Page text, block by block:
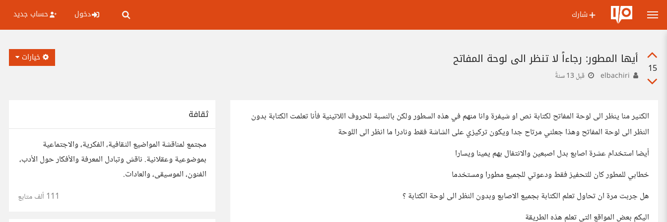
شارك دخول حساب جديد
15
أيها المطور: رجاءاًً لا تنظر الى لوحة المفاتح
قبل 13 سنةً
خيارات
الكثير منا ينظر الى لوحة المفاتح لكتابة نص او شيفرة وانا منهم في هذه السطور ولكن بالنسبة للحروف اللاتينية فأنا تعلمت الكتابة بدون
النظر الى لوحة المفاتح وهذا جعلني مرتاح جدا ويكون تركيزي على الشاشة فقط ونادرا ما انظر الى اللوحة
أيضا استخدام عشرة اصابع بدل اصبعين والانتفال بهم يمينا ويسارا
خطابي للمطور كان للتحفيز فقط ودعوتي للجميع مطورا ومستخدما
هل جربت مرة ان تحاول تعلم الكتابة بجميع الاصابع وبدون النظر الى لوحة الكتابة ؟
اليكم بعض المواقع التي تعلم هذه الطريقة
ثقافة
مجتمع لمناقشة المواضيع الثقافية، الفكرية، والاجتماعية
بموضوعية وعقلانية. ناقش وتبادل المعرفة والأفكار حول الأدب،
الفنون، الموسيقى، والعادات.
111 ألف متابع